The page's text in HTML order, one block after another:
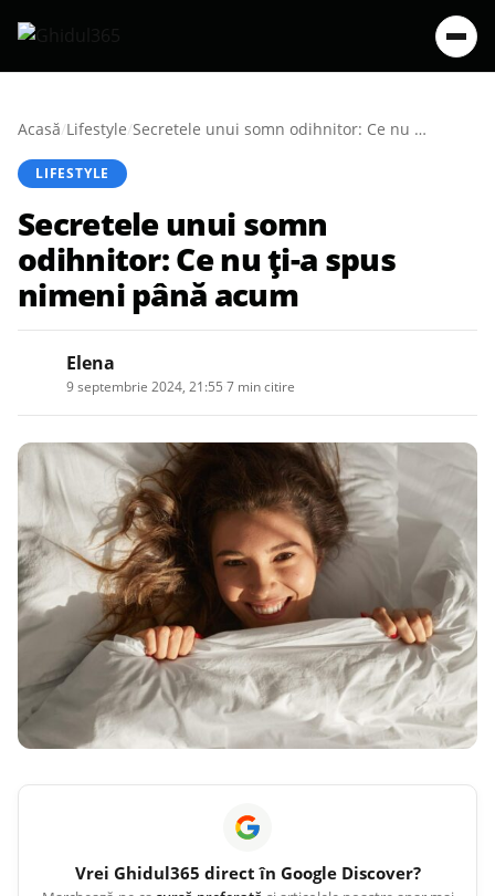
Acasă/Lifestyle/ Secretele unui somn odihnitor: Ce nu ți-a spus nimeni până acum
LIFESTYLE
Secretele unui somn
odihnitor: Ce nu ți-a spus
nimeni până acum
Elena
9 septembrie 2024, 21:55 7 min citire
Vrei Ghidul365 direct în Google Discover?